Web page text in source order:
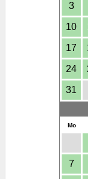
3
10
17
24
31
Mo
7